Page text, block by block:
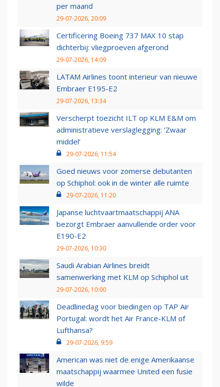
per maand
29-07-2026, 20:09
Certificering Boeing 737 MAX 10 stap
dichterbij: vliegproeven afgerond
29-07-2026, 14:09
LATAM Airlines toont interieur van nieuwe
Embraer E195-E2
29-07-2026, 13:34
Verscherpt toezicht ILT op KLM E&M om
administratieve verslaglegging: ‘Zwaar
middel’
29-07-2026, 11:54
Goed nieuws voor zomerse debutanten
op Schiphol: ook in de winter alle ruimte
29-07-2026, 11:20
Japanse luchtvaartmaatschappij ANA
bezorgt Embraer aanvullende order voor
E190-E2
29-07-2026, 10:30
Saudi Arabian Airlines breidt
samenwerking met KLM op Schiphol uit
29-07-2026, 10:00
Deadlinedag voor biedingen op TAP Air
Portugal: wordt het Air France-KLM of
Lufthansa?
29-07-2026, 9:59
American was niet de enige Amerikaanse
maatschappij waarmee United een fusie
wilde